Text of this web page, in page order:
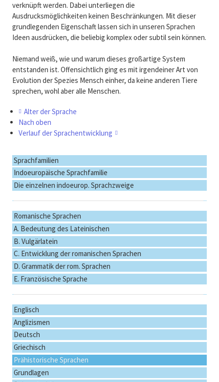
verknüpft werden. Dabei unterliegen die
Ausdrucksmöglichkeiten keinen Beschränkungen. Mit dieser
grundlegenden Eigenschaft lassen sich in unseren Sprachen
Ideen ausdrücken, die beliebig komplex oder subtil sein können.
Niemand weiß, wie und warum dieses großartige System
entstanden ist. Offensichtlich ging es mit irgendeiner Art von
Evolution der Spezies Mensch einher, da keine anderen Tiere
sprechen, wohl aber alle Menschen.
Alter der Sprache
Nach oben
Verlauf der Sprachentwicklung
Navigation
überspringen
Sprachfamilien
Indoeuropäische Sprachfamilie
Die einzelnen indoeurop. Sprachzweige
Romanische Sprachen
A. Bedeutung des Lateinischen
B. Vulgärlatein
C. Entwicklung der romanischen Sprachen
D. Grammatik der rom. Sprachen
E. Französische Sprache
Englisch
Anglizismen
Deutsch
Griechisch
Prähistorische Sprachen
Grundlagen